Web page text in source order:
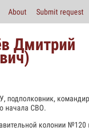
About Submit request
Дмитрий
командир
начала СВО.
колонии №120